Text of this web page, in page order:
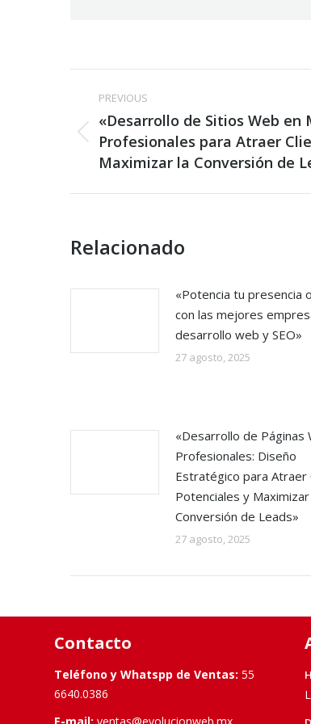
Post
navigation
PREVIOUS
Previous
post:
«Desarrollo de Sitios Web en
Profesionales para Atraer
Maximizar la Conversión de
Relacionado
«Potencia tu presencia
con las mejores
desarrollo web y SEO»
27 agosto, 2025
«Desarrollo de Páginas
Profesionales: Diseño
Estratégico para Atraer
Potenciales y Maximizar
Conversión de Leads»
27 agosto, 2025
Contacto
Teléfono y Whatspp de Ventas: 55
6640.0386